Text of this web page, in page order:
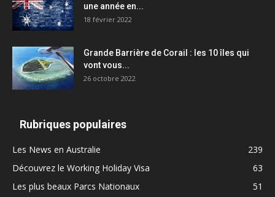
une année en...
18 février 2022
Grande Barrière de Corail : les 10 îles qui
vont vous...
26 octobre 2022
Rubriques populaires
Les News en Australie
239
Découvrez le Working Holiday Visa
63
Les plus beaux Parcs Nationaux
51